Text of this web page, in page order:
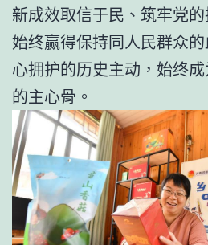
新成效取信于民、筑牢党
始终赢得保持同人民群众
心拥护的历史主动，始终
的主心骨。